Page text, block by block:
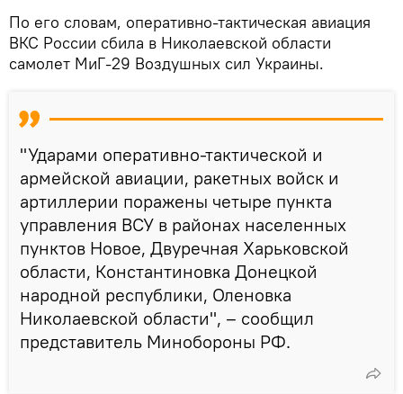
По его словам, оперативно-тактическая авиация
ВКС России сбила в Николаевской области
самолет МиГ-29 Воздушных сил Украины.
"Ударами оперативно-тактической и
армейской авиации, ракетных войск и
артиллерии поражены четыре пункта
управления ВСУ в районах населенных
пунктов Новое, Двуречная Харьковской
области, Константиновка Донецкой
народной республики, Оленовка
Николаевской области", – сообщил
представитель Минобороны РФ.